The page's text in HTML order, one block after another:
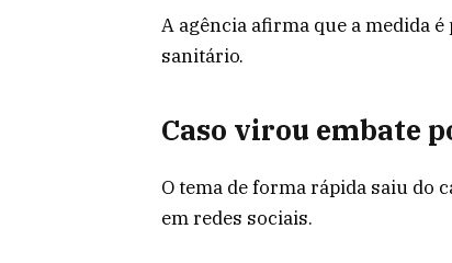
A agência afirma que a medida
sanitário.
Caso virou embate
O tema de forma rápida saiu do
em redes sociais.